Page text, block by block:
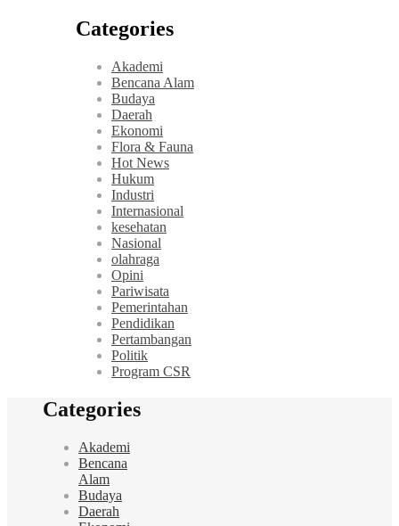
Categories
Akademi
Bencana Alam
Budaya
Daerah
Ekonomi
Flora & Fauna
Hot News
Hukum
Industri
Internasional
kesehatan
Nasional
olahraga
Opini
Pariwisata
Pemerintahan
Pendidikan
Pertambangan
Politik
Program CSR
Categories
Akademi
Bencana
Alam
Budaya
Daerah